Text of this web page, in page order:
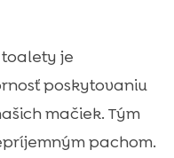
je
poskytovaniu
mačiek. Tým
pachom.